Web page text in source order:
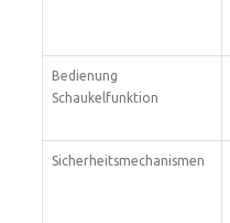
Bedienung
Schaukelfunktion
Sicherheitsmechanismen